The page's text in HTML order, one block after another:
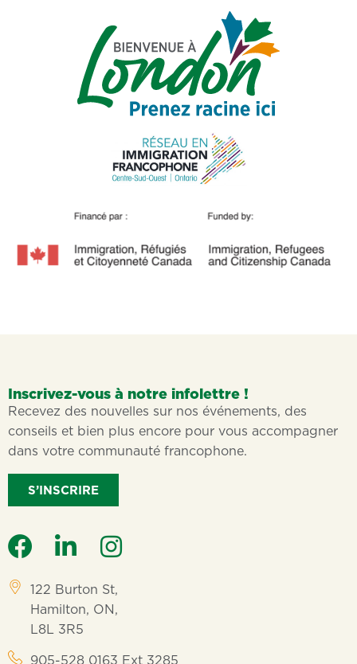
Inscrivez-vous à notre infolettre !
Recevez des nouvelles sur nos événements, des
conseils et bien plus encore pour vous accompagner
dans votre communauté francophone.
S’INSCRIRE
122 Burton St,
Hamilton, ON,
L8L 3R5
905-528 0163 Ext 3285